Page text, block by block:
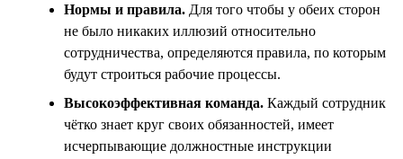
Нормы и правила. Для того чтобы у обеих сторон
не было никаких иллюзий относительно
сотрудничества, определяются правила, по которым
будут строиться рабочие процессы.
Высокоэффективная команда. Каждый сотрудник
чётко знает круг своих обязанностей, имеет
исчерпывающие должностные инструкции